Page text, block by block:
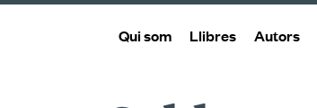
Qui som Llibres Autors